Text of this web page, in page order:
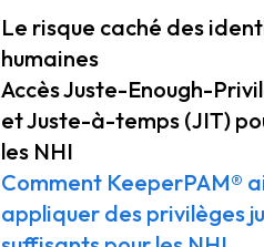
Le risque caché des
humaines
Accès Juste-Enough-
et Juste-à-temps (JIT)
les NHI
Comment KeeperPAM®
appliquer des privilèges